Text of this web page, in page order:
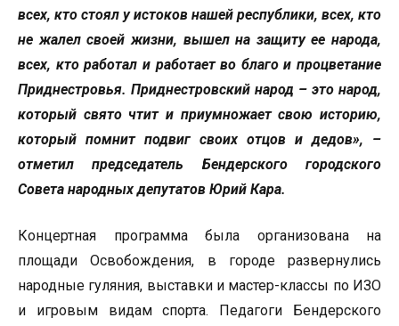
всех, кто стоял у истоков нашей республики, всех, кто
не жалел своей жизни, вышел на защиту ее народа,
всех, кто работал и работает во благо и процветание
Приднестровья. Приднестровский народ – это народ,
который свято чтит и приумножает свою историю,
который помнит подвиг своих отцов и дедов», –
отметил председатель Бендерского городского
Совета народных депутатов Юрий Кара.
Концертная программа была организована на
площади Освобождения, в городе развернулись
народные гуляния, выставки и мастер-классы по ИЗО
и игровым видам спорта. Педагоги Бендерского